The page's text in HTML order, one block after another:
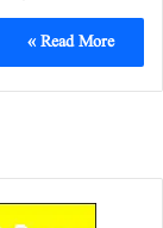
Read More »